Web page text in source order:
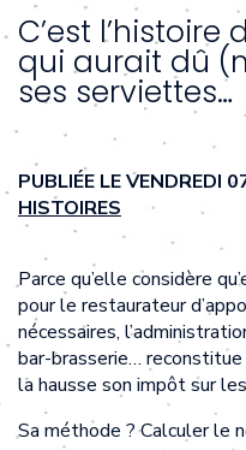
C’est l’histoire
qui aurait dû
ses serviettes…
PUBLIÉE LE VENDREDI
HISTOIRES
Parce qu’elle considère
pour le restaurateur
nécessaires,
bar-brasserie…
la hausse son impôt sur
Sa méthode ? Calculer le